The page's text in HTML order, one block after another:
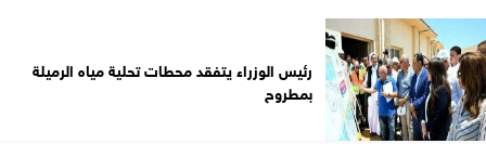
رئيس الوزراء يتفقد محطات تحلية مياه الرميلة
بمطروح